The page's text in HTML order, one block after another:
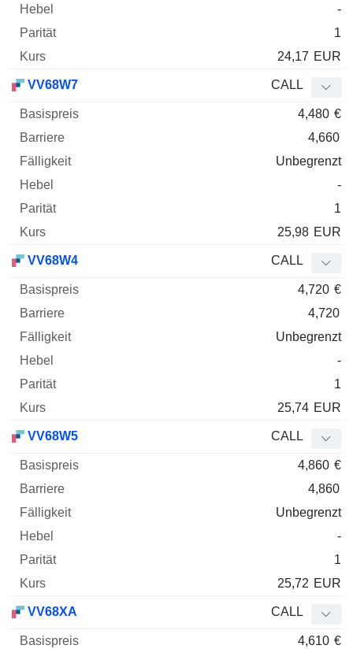
-
1
24,17 EUR
VV68W7 CALL
4,480 €
4,660
Unbegrenzt
-
1
25,98 EUR
VV68W4 CALL
4,720 €
4,720
Unbegrenzt
-
1
25,74 EUR
VV68W5 CALL
4,860 €
4,860
Unbegrenzt
-
1
25,72 EUR
VV68XA CALL
4,610 €